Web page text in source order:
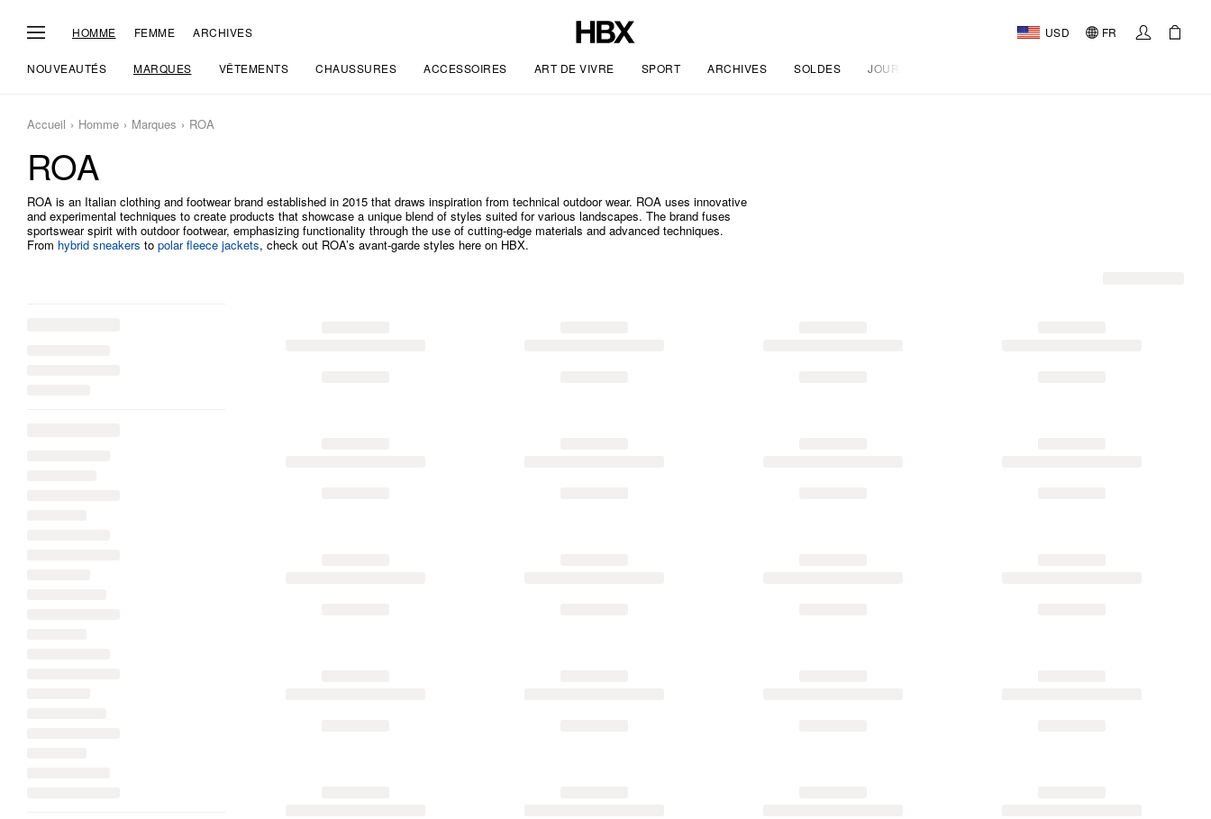
HOMME FEMME ARCHIVES USD FR
NOUVEAUTÉS MARQUES VÊTEMENTS CHAUSSURES ACCESSOIRES ART DE VIVRE SPORT ARCHIVES SOLDES JOURNAL
Accueil Homme Marques ROA
ROA
ROA is an Italian clothing and footwear brand established in 2015 that draws inspiration from technical outdoor wear. ROA uses innovative
and experimental techniques to create products that showcase a unique blend of styles suited for various landscapes. The brand fuses
sportswear spirit with outdoor footwear, emphasizing functionality through the use of cutting-edge materials and advanced techniques.
From hybrid sneakers to polar fleece jackets, check out ROA’s avant-garde styles here on HBX.